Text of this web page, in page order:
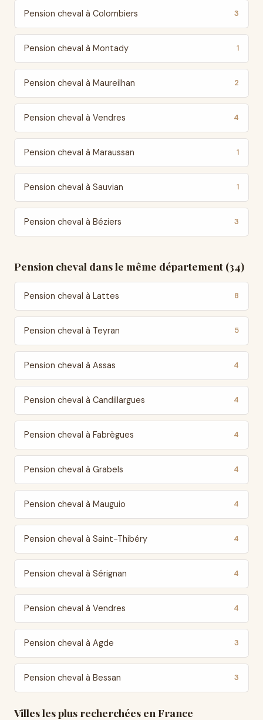
Pension cheval à Colombiers 3
Pension cheval à Montady 1
Pension cheval à Maureilhan 2
Pension cheval à Vendres 4
Pension cheval à Maraussan 1
Pension cheval à Sauvian 1
Pension cheval à Béziers 3
Pension cheval dans le même département (34)
Pension cheval à Lattes 8
Pension cheval à Teyran 5
Pension cheval à Assas 4
Pension cheval à Candillargues 4
Pension cheval à Fabrègues 4
Pension cheval à Grabels 4
Pension cheval à Mauguio 4
Pension cheval à Saint-Thibéry 4
Pension cheval à Sérignan 4
Pension cheval à Vendres 4
Pension cheval à Agde 3
Pension cheval à Bessan 3
Villes les plus recherchées en France